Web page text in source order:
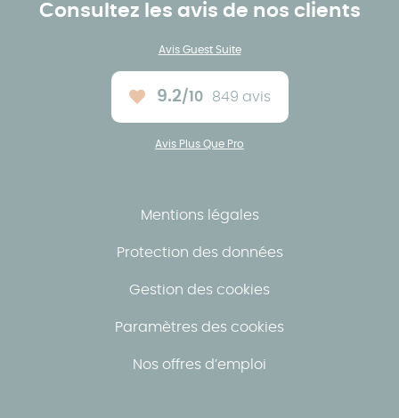
Consultez les avis de nos clients
Avis Guest Suite
Note moyenne :
9.2/10 849 avis
Avis Plus Que Pro
Mentions légales
Protection des données
Gestion des cookies
Paramètres des cookies
Nos offres d’emploi